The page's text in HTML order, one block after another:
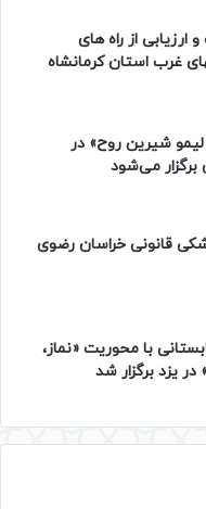
ارزیابی از راه های
غرب استان کرمانشاه
شیرین روح» در
برگزار می‌شود
قانونی خراسان رضوی
با محوریت «نماز،
یزد برگزار شد